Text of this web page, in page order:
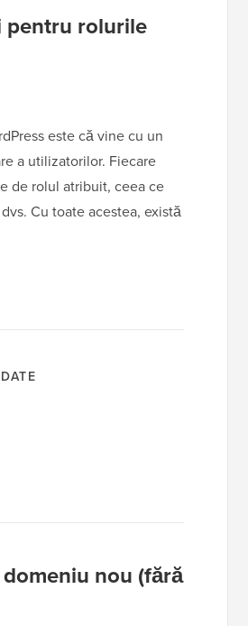
pentru rolurile
este că vine cu un
a utilizatorilor. Fiecare
de rolul atribuit, ceea ce
Cu toate acestea, există
nou (fără